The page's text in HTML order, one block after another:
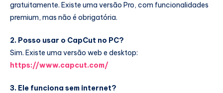
gratuitamente. Existe uma versão Pro, com funcionalidades
premium, mas não é obrigatória.
2. Posso usar o CapCut no PC?
Sim. Existe uma versão web e desktop:
https://www.capcut.com/
3. Ele funciona sem internet?